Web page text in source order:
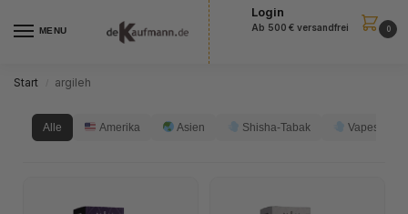
MENU
Login
Ab 500 € versandfrei 0
Start argileh
Alle Amerika Asien Shisha-Tabak Vapes